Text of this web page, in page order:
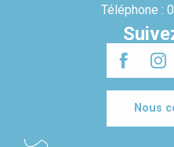
Téléphone :
Nous